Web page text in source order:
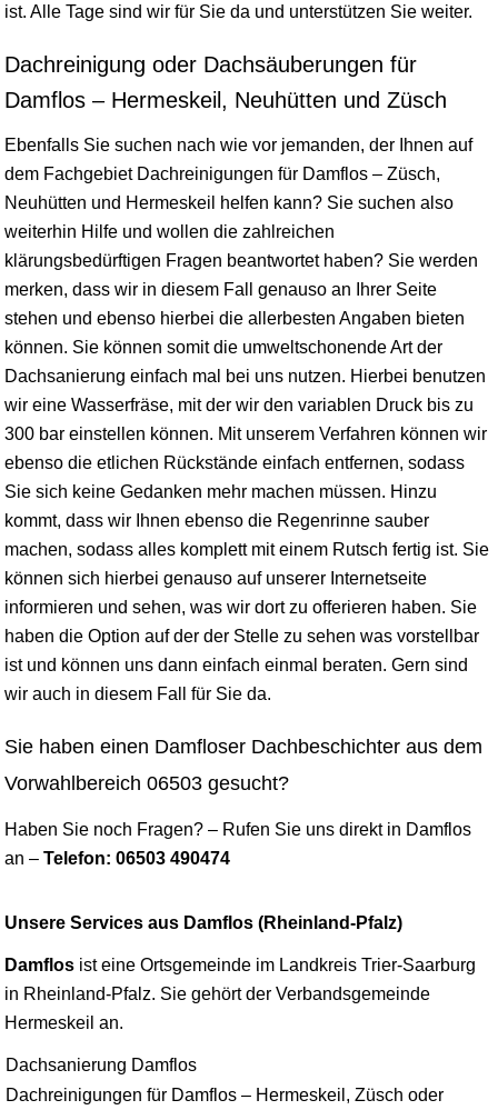
ist. Alle Tage sind wir für Sie da und unterstützen Sie weiter.
Dachreinigung oder Dachsäuberungen für
Damflos – Hermeskeil, Neuhütten und Züsch
Ebenfalls Sie suchen nach wie vor jemanden, der Ihnen auf
dem Fachgebiet Dachreinigungen für Damflos – Züsch,
Neuhütten und Hermeskeil helfen kann? Sie suchen also
weiterhin Hilfe und wollen die zahlreichen
klärungsbedürftigen Fragen beantwortet haben? Sie werden
merken, dass wir in diesem Fall genauso an Ihrer Seite
stehen und ebenso hierbei die allerbesten Angaben bieten
können. Sie können somit die umweltschonende Art der
Dachsanierung einfach mal bei uns nutzen. Hierbei benutzen
wir eine Wasserfräse, mit der wir den variablen Druck bis zu
300 bar einstellen können. Mit unserem Verfahren können wir
ebenso die etlichen Rückstände einfach entfernen, sodass
Sie sich keine Gedanken mehr machen müssen. Hinzu
kommt, dass wir Ihnen ebenso die Regenrinne sauber
machen, sodass alles komplett mit einem Rutsch fertig ist. Sie
können sich hierbei genauso auf unserer Internetseite
informieren und sehen, was wir dort zu offerieren haben. Sie
haben die Option auf der der Stelle zu sehen was vorstellbar
ist und können uns dann einfach einmal beraten. Gern sind
wir auch in diesem Fall für Sie da.
Sie haben einen Damfloser Dachbeschichter aus dem
Vorwahlbereich 06503 gesucht?
Haben Sie noch Fragen? – Rufen Sie uns direkt in Damflos
an – Telefon: 06503 490474
Unsere Services aus Damflos (Rheinland-Pfalz)
Damflos ist eine Ortsgemeinde im Landkreis Trier-Saarburg
in Rheinland-Pfalz. Sie gehört der Verbandsgemeinde
Hermeskeil an.
Dachsanierung Damflos
Dachreinigungen für Damflos – Hermeskeil, Züsch oder